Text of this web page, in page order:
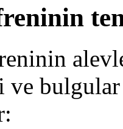
bulgular